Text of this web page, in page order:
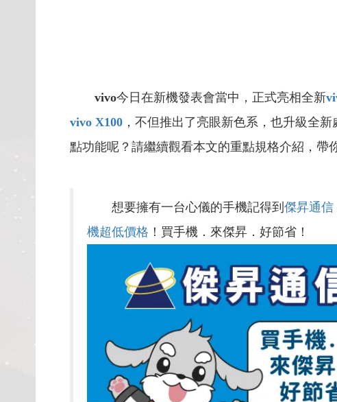
vivo今日在新機發表會當中，正式亮相全新
vivo X100 ，不但推出了亮眼新色系，也升級全
點功能呢？請繼續觀看本文的重點規格介紹，帶
想要擁有一台心儀的手機記得到 傑昇通信
機超低價格 ！買手機．來傑昇．好節省！